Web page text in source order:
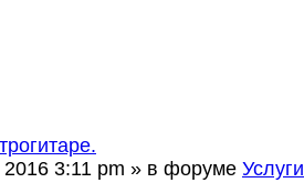
2016 3:11 pm » в форуме Услуги